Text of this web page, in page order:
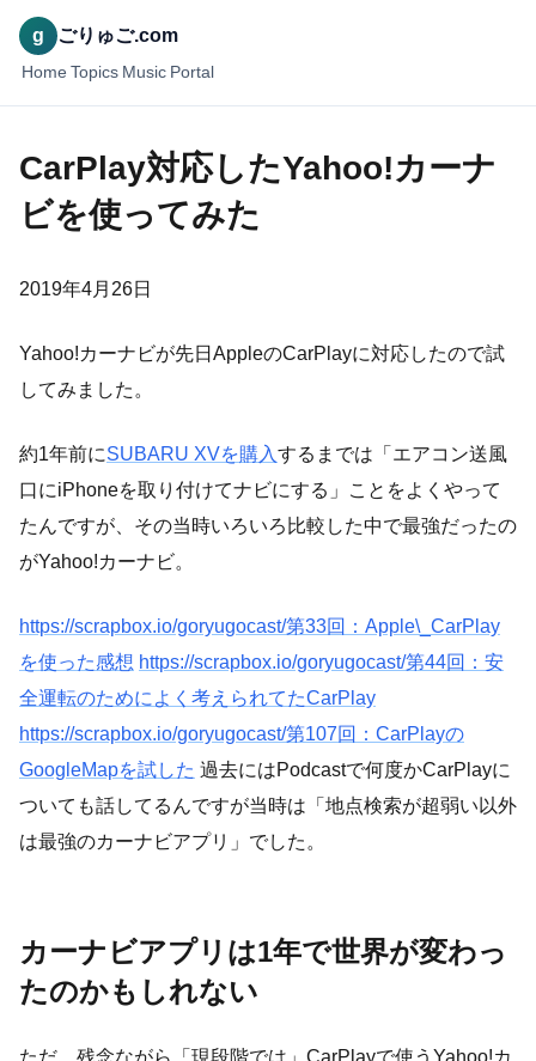
g ごりゅご.com
Home Topics Music Portal
CarPlay対応したYahoo!カーナ
ビを使ってみた
2019年4月26日
Yahoo!カーナビが先日AppleのCarPlayに対応したので試
してみました。
約1年前にSUBARU XVを購入するまでは「エアコン送風
口にiPhoneを取り付けてナビにする」ことをよくやって
たんですが、その当時いろいろ比較した中で最強だったの
がYahoo!カーナビ。
https://scrapbox.io/goryugocast/第33回：Apple\_CarPlay
を使った感想 https://scrapbox.io/goryugocast/第44回：安
全運転のためによく考えられてたCarPlay
https://scrapbox.io/goryugocast/第107回：CarPlayの
GoogleMapを試した 過去にはPodcastで何度かCarPlayに
ついても話してるんですが当時は「地点検索が超弱い以外
は最強のカーナビアプリ」でした。
カーナビアプリは1年で世界が変わっ
たのかもしれない
ただ、残念ながら「現段階では」CarPlayで使うYahoo!カ